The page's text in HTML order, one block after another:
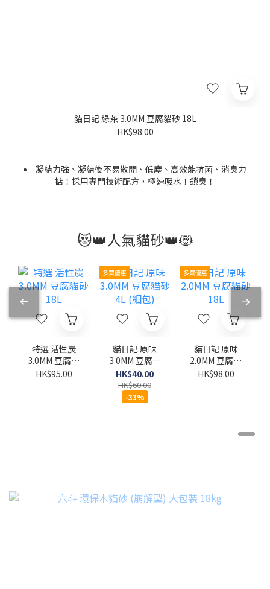
貓日記 綠茶 3.0MM 豆腐貓砂 18L
HK$98.00
凝結力強、凝結後不易散開、低塵、高效能抗菌、消臭力
掂！採用專門技術配方，極速吸水！鎖臭！
原箱= 3包
😻👑人氣貓砂👑😻
特選 活性炭
3.0MM 豆腐貓
砂 18L
HK$95.00
多買優惠
貓日記 原味
3.0MM 豆腐貓
砂 4L (細包)
HK$40.00
HK$60.00
-33%
多買優惠
貓日記 原味
2.0MM 豆腐貓
砂 18L
HK$98.00